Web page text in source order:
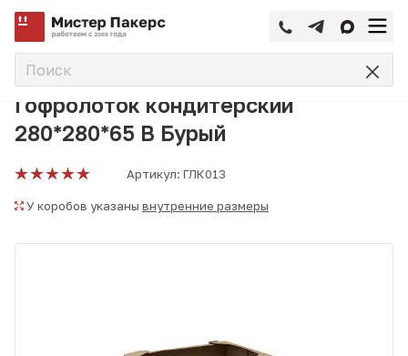
Главная
Гофролоток кондитерский
280*280*65 В Бурый
Артикул: ГЛК013
У коробов указаны внутренние размеры